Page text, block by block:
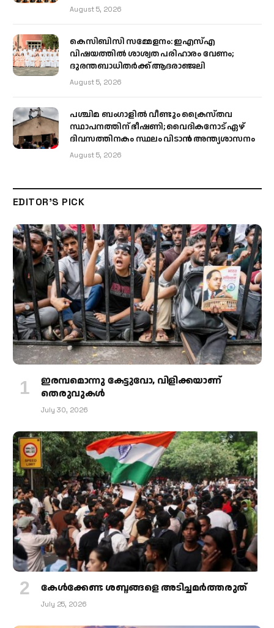
August 5, 2026
കെസിബിസി സമ്മേളനം: ഇഎസ്എ
വിഷയത്തിൽ ശാശ്വത പരിഹാരം വേണം;
ദുരന്തബാധിതർക്ക് ആദരാഞ്ജലി
August 5, 2026
പശ്ചിമ ബംഗാളിൽ വീണ്ടും ക്രൈസ്തവ
സ്ഥാപനത്തിന് ഭീഷണി; വൈദികനോട് ഏഴ്
ദിവസത്തിനകം സ്ഥലം വിടാൻ അന്ത്യശാസനം
August 5, 2026
EDITOR'S PICK
ഇരമ്പമൊന്നു കേട്ടുവോ, വിളിക്കയാണ്
തെരുവുകള്‍
July 30, 2026
കേള്‍ക്കേണ്ട ശബ്ദങ്ങളെ അടിച്ചമര്‍ത്തരുത്
July 25, 2026